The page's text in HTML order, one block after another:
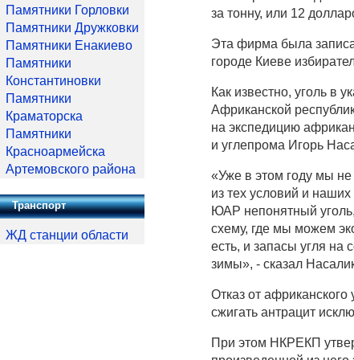
за тонну, или 12
Эта фирма была
городе Киеве
Как известно, уголь в
Африканской
на экспедицию
и углепрома Игорь
«Уже в этом году мы не
из тех условий и
ЮАР непонятный
схему, где мы можем
есть, и запасы угля на
зимы», - сказал
Отказ от африканского
сжигать антрацит
При этом НКРЕКП
Памятники Горловки
Памятники Дружковки
Памятники Енакиево
Памятники
Константиновки
Памятники
Краматорска
Памятники
Красноармейска
Артемовского района
Транспорт
ЖД станции области